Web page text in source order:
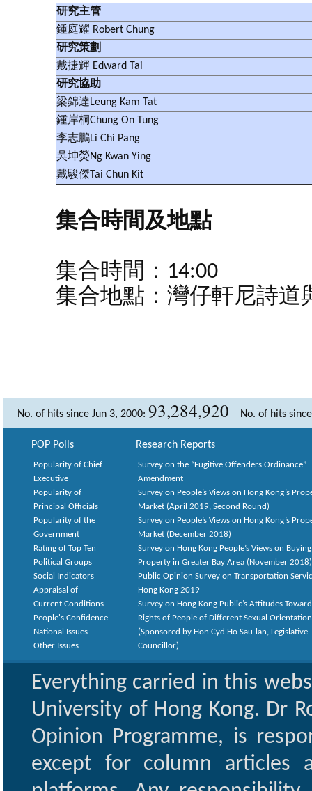
研究主管
鍾庭耀 Robert Chung
研究策劃
戴捷輝 Edward Tai
研究協助
梁錦達Leung Kam Tat
鍾岸桐Chung On Tung
李志鵬Li Chi Pang
吳坤熒Ng Kwan Ying
戴駿傑Tai Chun Kit
集合時間及地點
集合時間：14:00
集合地點：灣仔軒尼詩道
No. of hits since Jun 3, 2000: 93,284,920 No. of hits
POP Polls
Popularity of Chief
Executive
Popularity of
Principal Officials
Popularity of the
Government
Rating of Top Ten
Political Groups
Social Indicators
Appraisal of
Current Conditions
People's Confidence
National Issues
Other Issues
Research Reports
Survey on the “Fugitive Offenders Ordinance”
Amendment
Survey on People’s Views on Hong Kong’s
Market (April 2019, Second Round)
Survey on People’s Views on Hong Kong’s
Market (December 2018)
Survey on Hong Kong People’s Views on Buying
Property in Greater Bay Area (November 2018)
Public Opinion Survey on Transportation
Hong Kong 2019
Survey on Hong Kong Public’s Attitudes
Rights of People of Different Sexual
(Sponsored by Hon Cyd Ho Sau-lan, Legislative
Councillor)
Everything carried in this
University of Hong Kong. Dr
Opinion Programme, is
except for column articles